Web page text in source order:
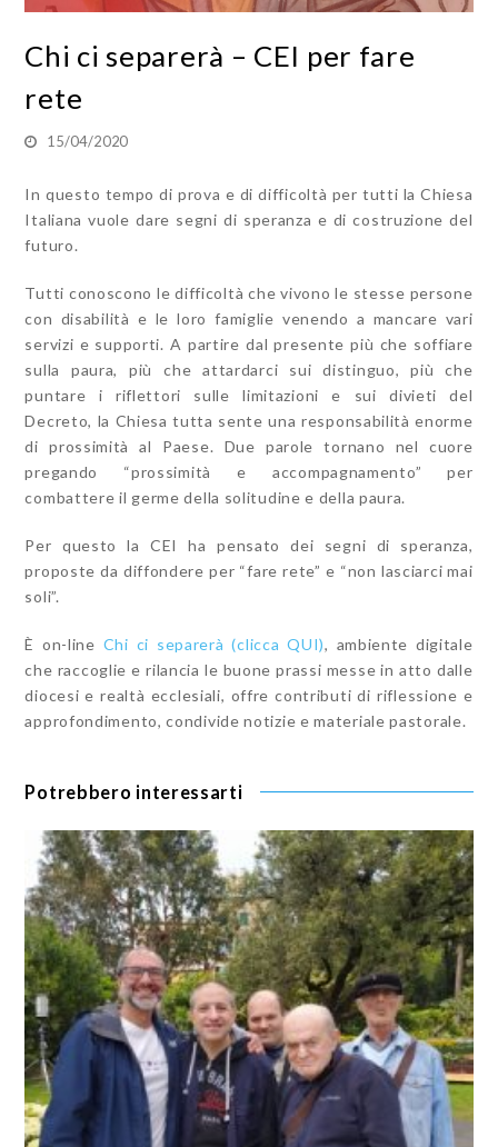
Chi ci separerà – CEI per fare
rete
15/04/2020
In questo tempo di prova e di difficoltà per tutti la Chiesa
Italiana vuole dare segni di speranza e di costruzione del
futuro.
Tutti conoscono le difficoltà che vivono le stesse persone
con disabilità e le loro famiglie venendo a mancare vari
servizi e supporti. A partire dal presente più che soffiare
sulla paura, più che attardarci sui distinguo, più che
puntare i riflettori sulle limitazioni e sui divieti del
Decreto, la Chiesa tutta sente una responsabilità enorme
di prossimità al Paese. Due parole tornano nel cuore
pregando “prossimità e accompagnamento” per
combattere il germe della solitudine e della paura.
Per questo la CEI ha pensato dei segni di speranza,
proposte da diffondere per “fare rete” e “non lasciarci mai
soli”.
È on-line Chi ci separerà (clicca QUI), ambiente digitale
che raccoglie e rilancia le buone prassi messe in atto dalle
diocesi e realtà ecclesiali, offre contributi di riflessione e
approfondimento, condivide notizie e materiale pastorale.
Potrebbero interessarti